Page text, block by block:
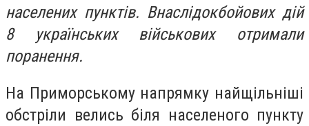
населених пунктів. Внаслідокбойових дій
8 українських військових отримали
поранення.
На Приморському напрямку найщільніші
обстріли велись біля населеного пункту